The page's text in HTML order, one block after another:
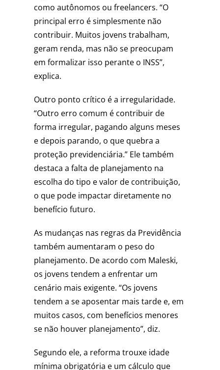
como autônomos ou freelancers. “O
principal erro é simplesmente não
contribuir. Muitos jovens trabalham,
geram renda, mas não se preocupam
em formalizar isso perante o INSS”,
explica.
Outro ponto crítico é a irregularidade.
“Outro erro comum é contribuir de
forma irregular, pagando alguns meses
e depois parando, o que quebra a
proteção previdenciária.” Ele também
destaca a falta de planejamento na
escolha do tipo e valor de contribuição,
o que pode impactar diretamente no
benefício futuro.
As mudanças nas regras da Previdência
também aumentaram o peso do
planejamento. De acordo com Maleski,
os jovens tendem a enfrentar um
cenário mais exigente. “Os jovens
tendem a se aposentar mais tarde e, em
muitos casos, com benefícios menores
se não houver planejamento”, diz.
Segundo ele, a reforma trouxe idade
mínima obrigatória e um cálculo que